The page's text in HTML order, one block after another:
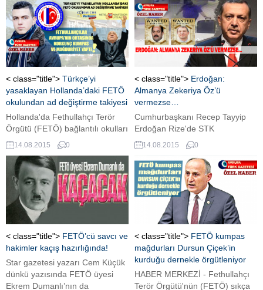
Zaman Hollanda ve Hollanda'ca
tetikçisi Zaman Vandaag'ın
sorumlusu Mehmet Cerit,
Hollanda medyası üzerinden
Müslümanlara, Türklere ve
Cumhurbaşkanı Erdoğan'a ettiği
hakaretler ve hezeyanları
gündem olmayı başardı.
< class="title"> Türkçe’yi
yasaklayan Hollanda’daki FETÖ
okulundan ad değiştirme takiyesi
Hollanda'da Fethullahçı Terör
Örgütü (FETÖ) bağlantılı okulları
korku sardı. FETÖ'nün Hollanda
ve Avrupa'daki kumpasları ve
terör faaliyetleri yıllar sonra
ortaya çıktı. İşte korkunç
gerçekler.
14.08.2015 0
< class="title"> Erdoğan:
Almanya Zekeriya Öz’ü
vermezse…
Cumhurbaşkanı Recep Tayyip
Erdoğan Rize'de STK
temsilcilerine hitap etti. Erdoğan,
önemli açıklamalarda bulundu.
14.08.2015 0
< class="title"> FETÖ’cü savcı ve
hakimler kaçış hazırlığında!
Star gazetesi yazarı Cem Küçük
dünkü yazısında FETÖ üyesi
Ekrem Dumanlı’nın da
< class="title"> FETÖ kumpas
mağdurları Dursun Çiçek’in
kurduğu dernekle örgütleniyor
HABER MERKEZİ - Fethullahçı
Terör Örgütü'nün (FETÖ) sıkça